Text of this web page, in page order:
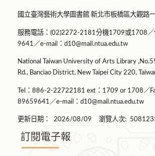
國立臺灣藝術大學圖書館 新北市板橋區大觀路
服務電話：(02)2272-2181分機1709或1708
9641／e-mail：d10@mail.ntua.edu.tw
National Taiwan University of Arts Library
Rd., Banciao District, New Taipei City 220,
Tel：886-2-22722181 ext：1709 or 1708／
89659641／e-mail：d10@mail.ntua.edu.tw
更新日期： 2026/08/09 瀏覽人次:
訂閱電子報